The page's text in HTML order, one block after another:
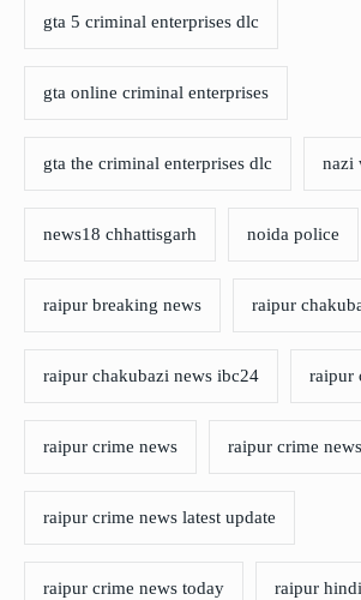
gta 5 criminal enterprises dlc
gta online criminal enterprises
gta the criminal enterprises dlc nazi
news18 chhattisgarh noida police
raipur breaking news raipur
raipur chakubazi news ibc24 raipur
raipur crime news raipur crime
raipur crime news latest update
raipur crime news today raipur